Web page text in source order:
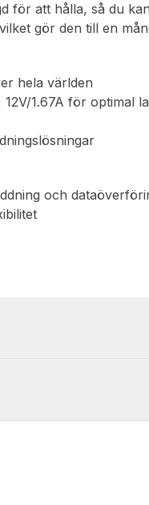
för att hålla, så du
gör den till en
hela världen
1.67A för optimal
och